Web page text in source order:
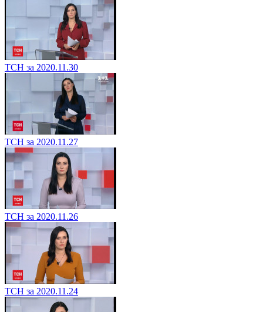
ТСН за 2020.11.30
ТСН за 2020.11.27
ТСН за 2020.11.26
ТСН за 2020.11.24